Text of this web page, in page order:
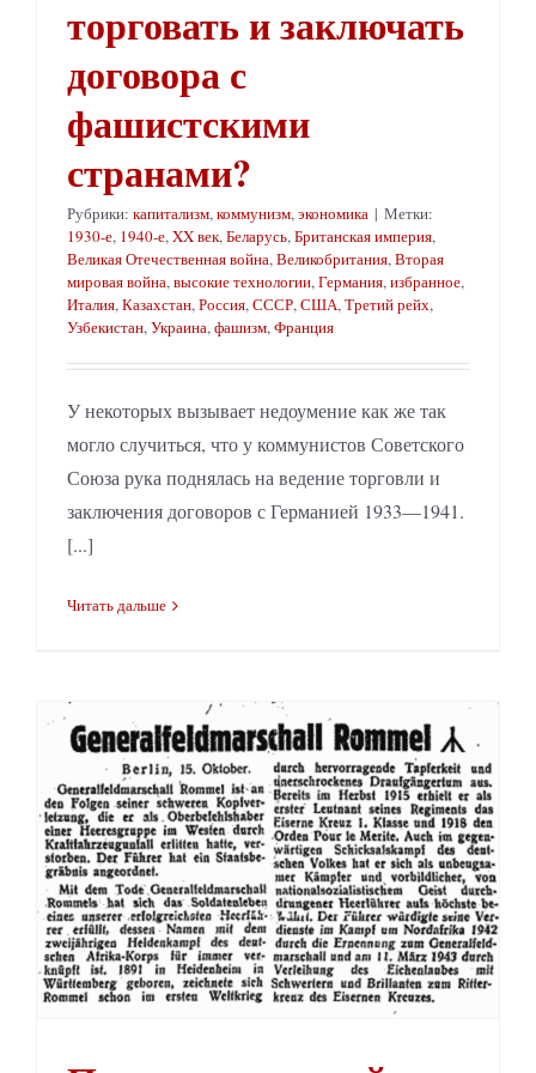
торговать и заключать
договора с
фашистскими
странами?
Рубрики: капитализм,коммунизм,экономика | Метки:
1930-е, 1940-е,XX век,Беларусь,Британская империя,
Великая Отечественная война,Великобритания,Вторая
мировая война,высокие технологии,Германия,избранное,
Италия,Казахстан,Россия,СССР,США,Третий рейх,
Узбекистан,Украина,фашизм,Франция
У некоторых вызывает недоумение как же так
могло случиться, что у коммунистов Советского
Союза рука поднялась на ведение торговли и
заключения договоров с Германией 1933—1941.
[...]
Читать дальше